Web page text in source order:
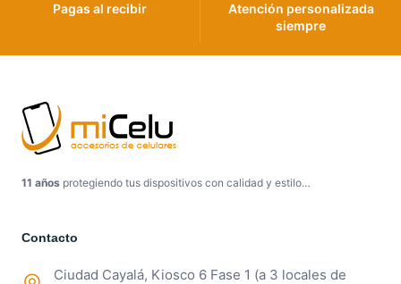
Pagas al recibir
Atención personalizada
siempre
11 años protegiendo tus dispositivos con calidad y estilo…
Contacto
Ciudad Cayalá, Kiosco 6 Fase 1 (a 3 locales de